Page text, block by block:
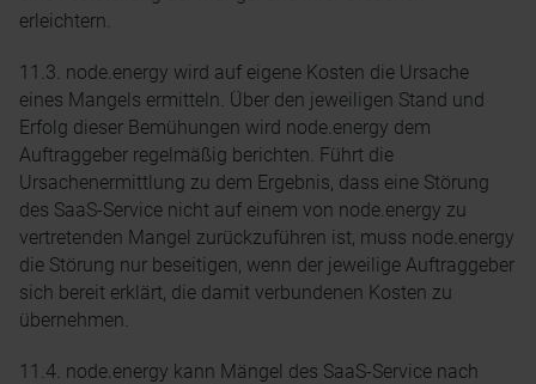
erleichtern.
11.3. node.energy wird auf eigene Kosten die Ursache
eines Mangels ermitteln. Über den jeweiligen Stand und
Erfolg dieser Bemühungen wird node.energy dem
Auftraggeber regelmäßig berichten. Führt die
Ursachenermittlung zu dem Ergebnis, dass eine Störung
des SaaS-Service nicht auf einem von node.energy zu
vertretenden Mangel zurückzuführen ist, muss node.energy
die Störung nur beseitigen, wenn der jeweilige Auftraggeber
sich bereit erklärt, die damit verbundenen Kosten zu
übernehmen.
11.4. node.energy kann Mängel des SaaS-Service nach